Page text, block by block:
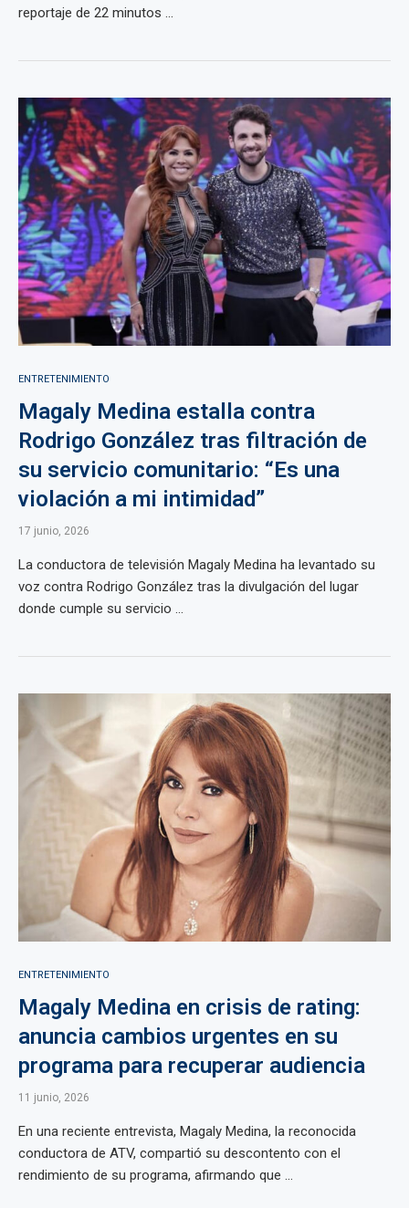
reportaje de 22 minutos ...
ENTRETENIMIENTO
Magaly Medina estalla contra
Rodrigo González tras filtración de
su servicio comunitario: “Es una
violación a mi intimidad”
17 junio, 2026
La conductora de televisión Magaly Medina ha levantado su
voz contra Rodrigo González tras la divulgación del lugar
donde cumple su servicio ...
ENTRETENIMIENTO
Magaly Medina en crisis de rating:
anuncia cambios urgentes en su
programa para recuperar audiencia
11 junio, 2026
En una reciente entrevista, Magaly Medina, la reconocida
conductora de ATV, compartió su descontento con el
rendimiento de su programa, afirmando que ...